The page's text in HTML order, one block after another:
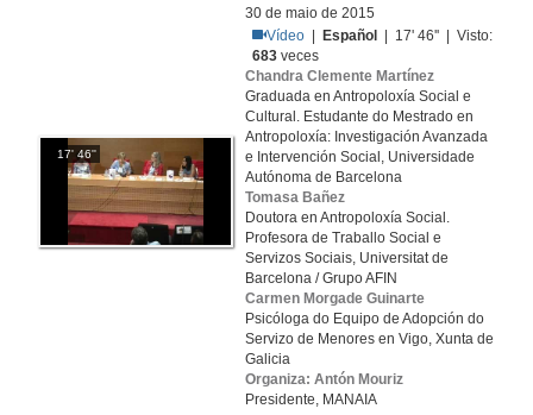
17' 46''
30 de maio de 2015
Vídeo
Español
| 17' 46'' | Visto:
683 veces
Chandra Clemente Martínez
Graduada en Antropoloxía Social e
Cultural. Estudante do Mestrado en
Antropoloxía: Investigación Avanzada
e Intervención Social, Universidade
Autónoma de Barcelona
Tomasa Bañez
Doutora en Antropoloxía Social.
Profesora de Traballo Social e
Servizos Sociais, Universitat de
Barcelona / Grupo AFIN
Carmen Morgade Guinarte
Psicóloga do Equipo de Adopción do
Servizo de Menores en Vigo, Xunta de
Galicia
Organiza: Antón Mouriz
Presidente, MANAIA